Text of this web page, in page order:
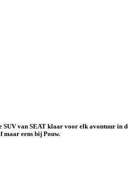
van SEAT klaar voor elk avontuur in
maar eens bij Pouw.